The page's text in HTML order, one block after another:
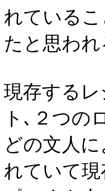
れている
たと思われ
現存する
ト､２つの
どの文人
れていて